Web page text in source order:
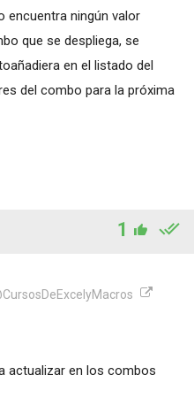
encuentra ningún valor
que se despliega, se
en el listado del
del combo para la próxima
1
actualizar en los combos